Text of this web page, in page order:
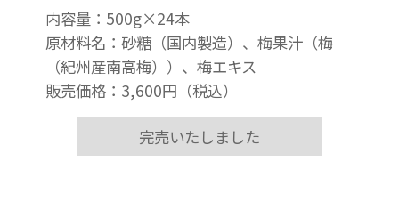
内容量：500g×24本
原材料名：砂糖（国内製造）、梅果汁（梅
（紀州産南高梅））、梅エキス
販売価格：3,600円（税込）
完売いたしました